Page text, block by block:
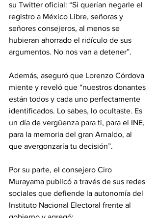
su Twitter oficial: “Si querían negarle el
registro a México Libre, señoras y
señores consejeros, al menos se
hubieran ahorrado el ridículo de sus
argumentos. No nos van a detener”.
Además, aseguró que Lorenzo Córdova
miente y reveló que “nuestros donantes
están todos y cada uno perfectamente
identificados. Lo sabes, lo ocultaste. Es
un día de vergüenza para ti, para el INE,
para la memoria del gran Arnaldo, al
que avergonzaría tu decisión”.
Por su parte, el consejero Ciro
Murayama publicó a través de sus redes
sociales que defiende la autonomía del
Instituto Nacional Electoral frente al